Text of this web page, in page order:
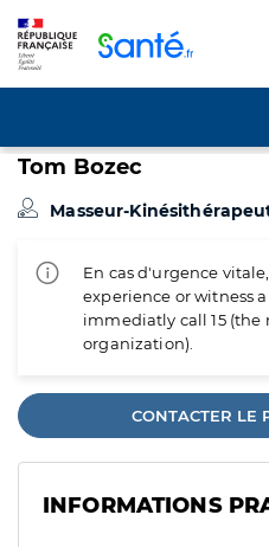
Tom Bozec
Masseur-
En cas d'urgence
experience or witness
immediatly call 15
organization).
CONTACTER LE
INFORMATIONS